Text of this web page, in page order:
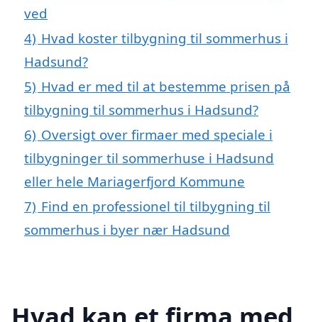
ved
4) Hvad koster tilbygning til sommerhus i
Hadsund?
5) Hvad er med til at bestemme prisen på
tilbygning til sommerhus i Hadsund?
6) Oversigt over firmaer med speciale i
tilbygninger til sommerhuse i Hadsund
eller hele Mariagerfjord Kommune
7) Find en professionel til tilbygning til
sommerhus i byer nær Hadsund